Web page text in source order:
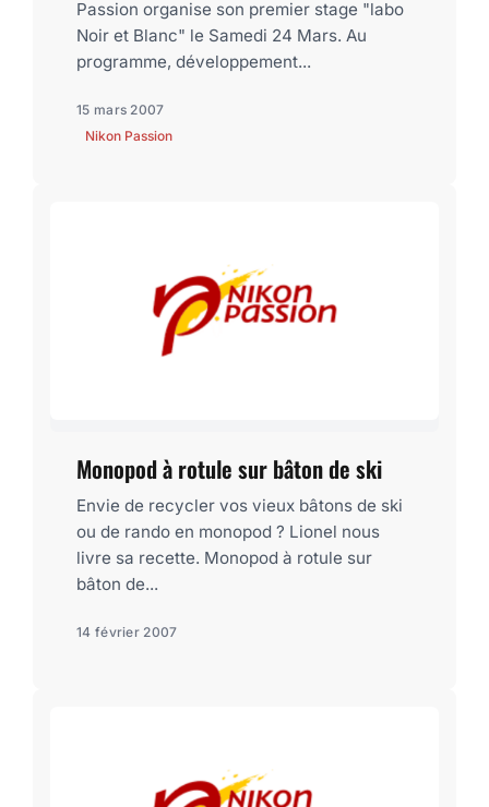
Passion organise son premier stage "labo
Noir et Blanc" le Samedi 24 Mars. Au
programme, développement...
15 mars 2007
Nikon Passion
Monopod à rotule sur bâton de ski
Envie de recycler vos vieux bâtons de ski
ou de rando en monopod ? Lionel nous
livre sa recette. Monopod à rotule sur
bâton de...
14 février 2007